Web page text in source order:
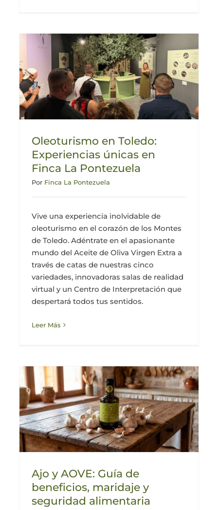
Oleoturismo en Toledo:
Experiencias únicas en
Finca La Pontezuela
Por Finca La Pontezuela
Vive una experiencia inolvidable de
oleoturismo en el corazón de los Montes
de Toledo. Adéntrate en el apasionante
mundo del Aceite de Oliva Virgen Extra a
través de catas de nuestras cinco
variedades, innovadoras salas de realidad
virtual y un Centro de Interpretación que
despertará todos tus sentidos.
Leer Más
Ajo y AOVE: Guía de
beneficios, maridaje y
seguridad alimentaria